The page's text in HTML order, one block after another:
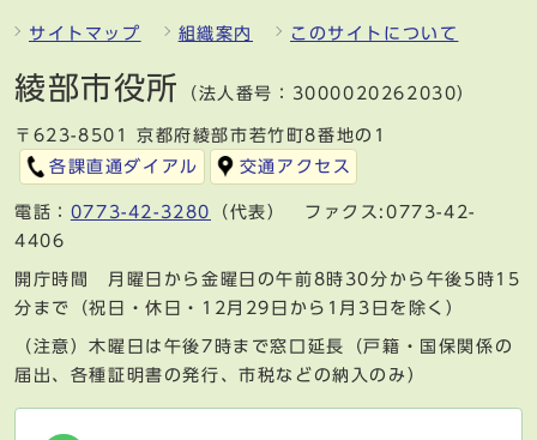
サイトマップ 組織案内 このサイトについて
綾部市役所 （法人番号：3000020262030）
〒623-8501 京都府綾部市若竹町8番地の1
各課直通ダイアル
交通アクセス
電話： 0773-42-3280
（代表） ファクス:0773-42-
4406
開庁時間 月曜日から金曜日の午前8時30分から午後5時15
分まで（祝日・休日・12月29日から1月3日を除く）
（注意）木曜日は午後7時まで窓口延長（戸籍・国保関係の
届出、各種証明書の発行、市税などの納入のみ）